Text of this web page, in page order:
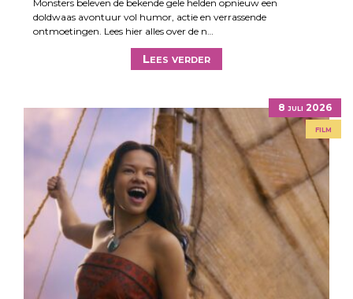
Monsters beleven de bekende gele helden opnieuw een
doldwaas avontuur vol humor, actie en verrassende
ontmoetingen. Lees hier alles over de n…
Lees verder
8 juli 2026
film